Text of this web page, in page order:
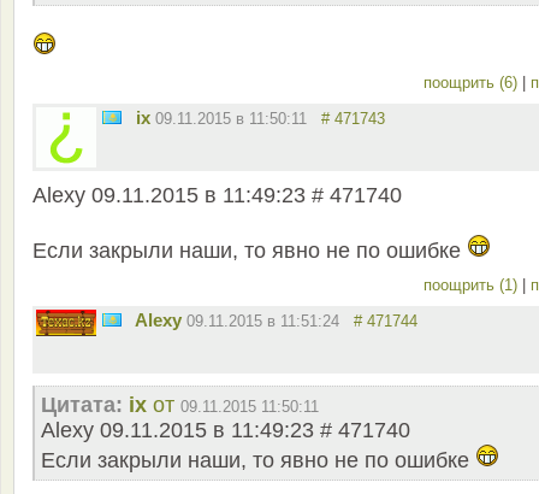
поощрить (6)
ix 09.11.2015 в 11:50:11 # 471743
Alexy 09.11.2015 в 11:49:23 # 471740
Если закрыли наши, то явно не по ошибке
поощрить (1)
Alexy 09.11.2015 в 11:51:24 # 471744
Цитата: ix от 09.11.2015 11:50:11
Alexy 09.11.2015 в 11:49:23 # 471740
Если закрыли наши, то явно не по ошибке